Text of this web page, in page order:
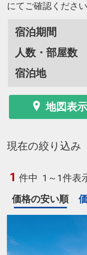
にてご確認ください
宿泊期間
人数・部屋数
宿泊地
地図表示
現在の絞り込み
1 件中 1～1件表
価格の安い順